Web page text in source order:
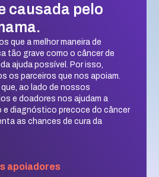
causada pelo
que a melhor maneira de
tão grave como o câncer de
ajuda possível. Por isso,
os parceiros que nos apoiam.
ao lado de nossos
e doadores nos ajudam a
e diagnóstico precoce do câncer
as chances de cura da
apoiadores